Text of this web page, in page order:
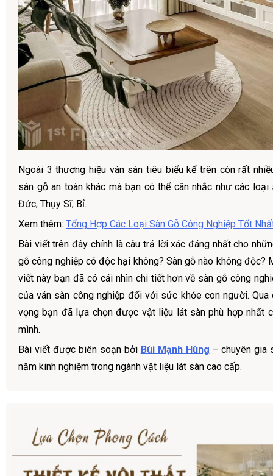
Ngoài 3 thương hiệu ván sàn tiêu biểu kể trên còn rất
sàn gỗ an toàn khác mà bạn có thể cân nhắc như các
Đức, Thụy Sĩ, Bỉ…
Xem thêm: Tổng Hợp Các Loại Sàn Gỗ Công Nghiệp Tốt
Bài viết trên đây chính là câu trả lời xác đáng nhất cho
gỗ công nghiệp có độc hại không? Sàn gỗ nào không độc?
viết này bạn đã có cái nhìn chi tiết hơn về sàn gỗ công
của ván sàn công nghiệp đối với sức khỏe con người.
vọng bạn đã lựa chọn được vật liệu lát sàn phù hợp nhất
mình.
Bài viết được biên soạn bởi Bùi Mạnh Hùng – chuyên gia
năm kinh nghiệm trong ngành vật liệu lát sàn cao cấp.